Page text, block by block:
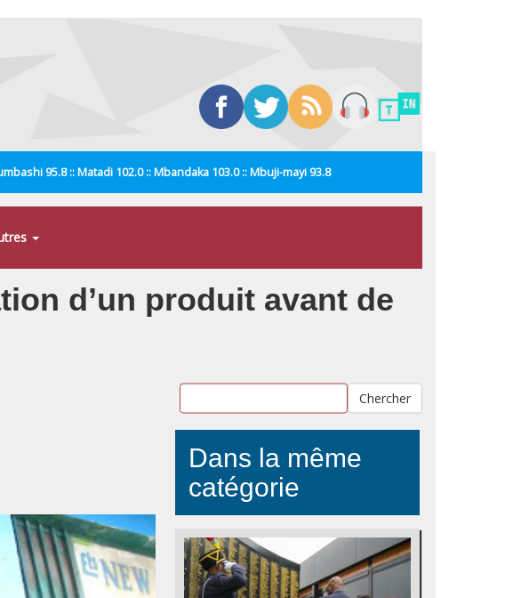
95.8 :: Matadi 102.0 :: Mbandaka 103.0 :: Mbuji-mayi 93.8
d’un produit avant de
Chercher
Dans la même
catégorie